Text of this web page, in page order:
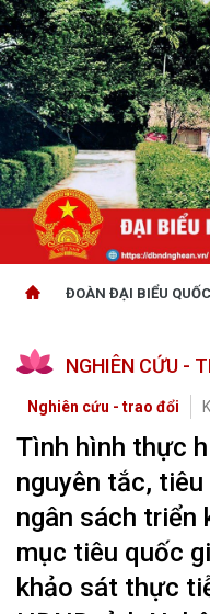
ĐOÀN ĐẠI BIỂU
NGHIÊN CỨU -
Nghiên cứu - trao đổi
Tình hình thực
nguyên tắc,
ngân sách triển
mục tiêu quốc
khảo sát thực